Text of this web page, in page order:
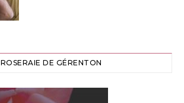
ROSERAIE DE GÉRENTON